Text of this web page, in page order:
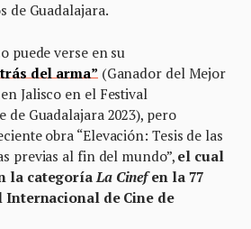
de Guadalajara.
puede verse en su
del arma”(Ganador del Mejor
Jalisco en el Festival
Guadalajara 2023), pero
obra “Elevación: Tesis de las
previas al fin del mundo”, el cual
la categoríaLa Cinefen la 77
Internacional de Cine de